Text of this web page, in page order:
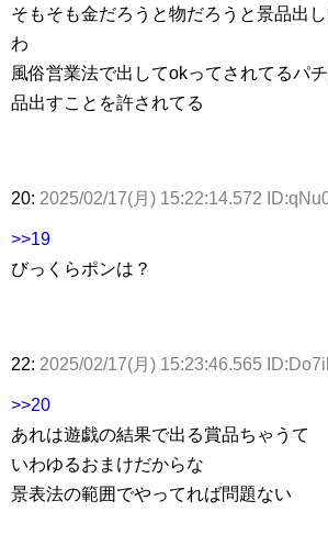
そもそも金だろうと物だろうと景品出
わ
風俗営業法で出してokってされてるパ
品出すことを許されてる
20: 2025/02/17(月) 15:22:14.572
>>19
びっくらポンは？
22: 2025/02/17(月) 15:23:46.565
>>20
あれは遊戯の結果で出る賞品ちゃうて
いわゆるおまけだからな
景表法の範囲でやってれば問題ない